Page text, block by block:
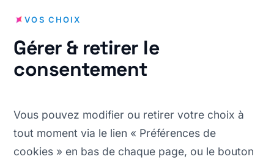
VOS CHOIX
Gérer & retirer le
consentement
Vous pouvez modifier ou retirer votre choix à
tout moment via le lien « Préférences de
cookies » en bas de chaque page, ou le bouton